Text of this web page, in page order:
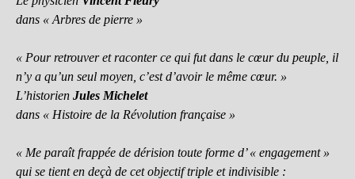
dans « Arbres de pierre »
« Pour retrouver et raconter ce qui fut dans le cœur du peuple, il
n’y a qu’un seul moyen, c’est d’avoir le même cœur. »
L’historien Jules Michelet
dans « Histoire de la Révolution française »
« Me paraît frappée de dérision toute forme d’ « engagement »
qui se tient en deçà de cet objectif triple et indivisible :